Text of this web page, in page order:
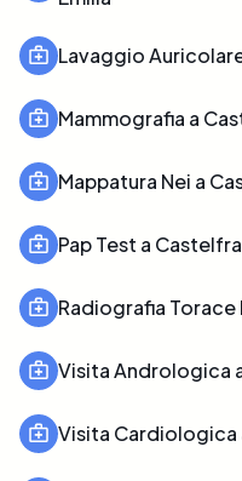
Lavaggio
Mammografia a
Mappatura Nei a
Pap Test a
Radiografia Torace
Visita Andrologica
Visita Cardiologica